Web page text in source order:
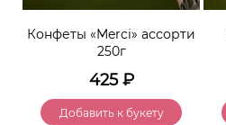
Конфеты «Merci» ассорти
250г
425₽
Добавить к букету